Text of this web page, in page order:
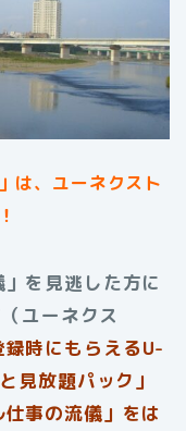
は、ユーネクスト
を見逃した方に
ユーネクス
録時にもらえるU-
見放題パック」
事の流儀」をは